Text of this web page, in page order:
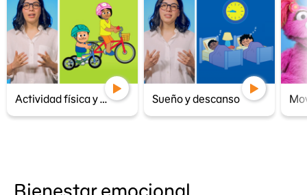
Actividad física y movimiento Sueño y descanso